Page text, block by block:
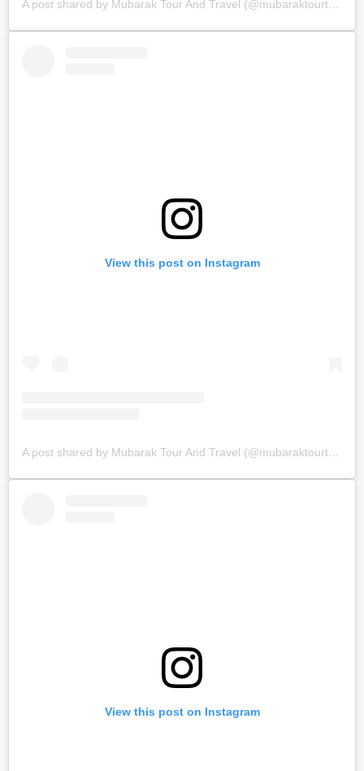
A post shared by Mubarak Tour And Travel (@mubaraktourtravel.id)
View this post on Instagram
A post shared by Mubarak Tour And Travel (@mubaraktourtravel.id)
View this post on Instagram